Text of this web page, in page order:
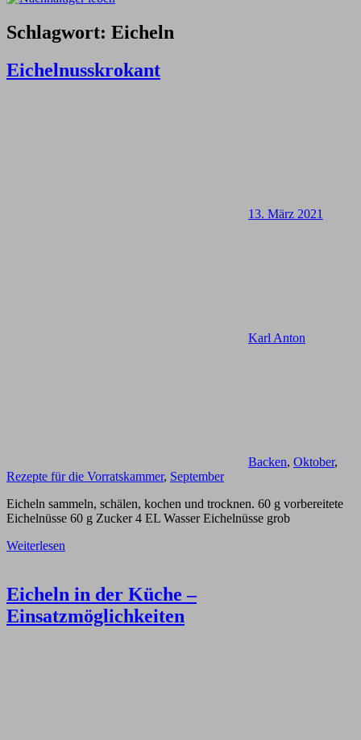
Schlagwort: Eicheln
Eichelnusskrokant
13. März 2021
Karl Anton
Backen, Oktober,
Rezepte für die Vorratskammer, September
Eicheln sammeln, schälen, kochen und trocknen. 60 g vorbereitete
Eichelnüsse 60 g Zucker 4 EL Wasser Eichelnüsse grob
Weiterlesen
Eicheln in der Küche –
Einsatzmöglichkeiten